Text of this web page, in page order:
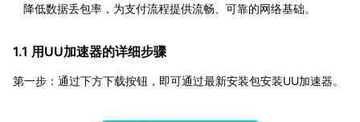
降低数据丢包率，为支付流程提供流畅、可靠的网络基础。
1.1 用UU加速器的详细步骤
第一步：通过下方下载按钮，即可通过最新安装包安装UU加速器。